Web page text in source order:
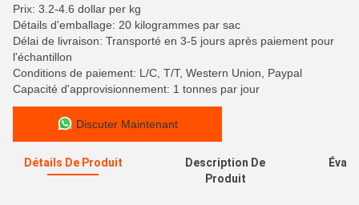
Prix: 3.2-4.6 dollar per kg
Détails d'emballage: 20 kilogrammes par sac
Délai de livraison: Transporté en 3-5 jours après paiement pour
l'échantillon
Conditions de paiement: L/C, T/T, Western Union, Paypal
Capacité d'approvisionnement: 1 tonnes par jour
Discuter Maintenant
Détails De Produit
Description De
Produit